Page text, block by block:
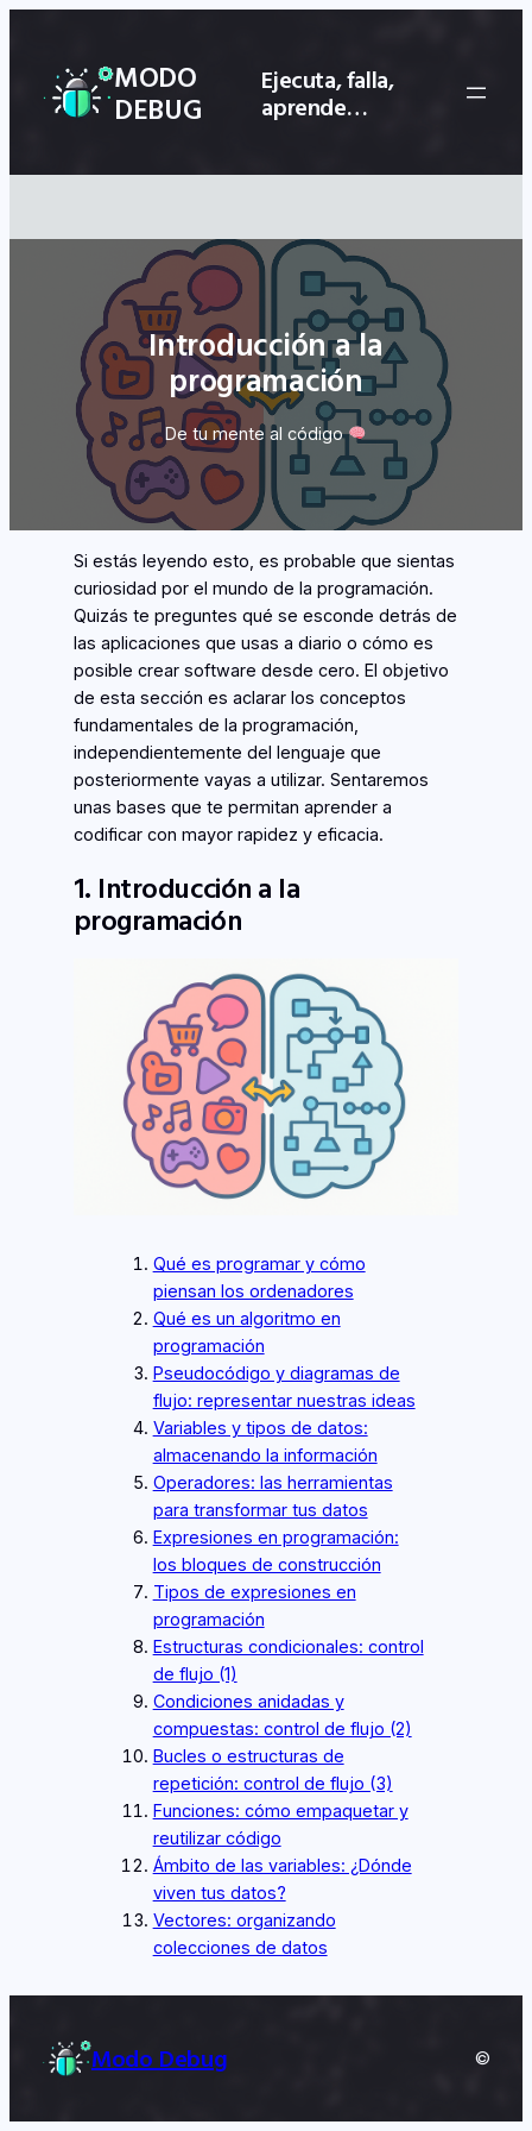
contenido
MODO
DEBUG
Ejecuta, falla,
aprende…
Introducción a la
programación
De tu mente al código
Si estás leyendo esto, es probable que sientas
curiosidad por el mundo de la programación.
Quizás te preguntes qué se esconde detrás de
las aplicaciones que usas a diario o cómo es
posible crear software desde cero. El objetivo
de esta sección es aclarar los conceptos
fundamentales de la programación,
independientemente del lenguaje que
posteriormente vayas a utilizar. Sentaremos
unas bases que te permitan aprender a
codificar con mayor rapidez y eficacia.
1. Introducción a la
programación
Qué es programar y cómo
piensan los ordenadores
Qué es un algoritmo en
programación
Pseudocódigo y diagramas de
flujo: representar nuestras ideas
Variables y tipos de datos:
almacenando la información
Operadores: las herramientas
para transformar tus datos
Expresiones en programación:
los bloques de construcción
Tipos de expresiones en
programación
Estructuras condicionales: control
de flujo (1)
Condiciones anidadas y
compuestas: control de flujo (2)
Bucles o estructuras de
repetición: control de flujo (3)
Funciones: cómo empaquetar y
reutilizar código
Ámbito de las variables: ¿Dónde
viven tus datos?
Vectores: organizando
colecciones de datos
Modo Debug ©